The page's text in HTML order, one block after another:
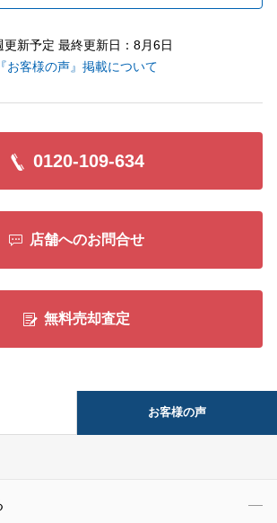
更新予定 最終更新日：8月6日
『お客様の声』掲載について
0120-109-634
店舗へのお問合せ
無料売却査定
お客様の声